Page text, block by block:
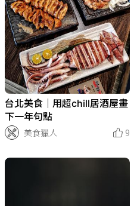
台北美食｜用超chill居酒屋畫
下一年句點
美食獵人
9